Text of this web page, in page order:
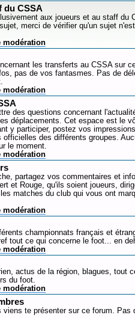
du CSSA
aux joueurs et au staff du
merci de vérifier qu'un sujet
modération
les transferts au CSSA sur
pas de vos fantasmes. Pas de
modération
des questions concernant
déplacements. Cet espace est le
y participer, postez vos
officielles des différents groupes.
le moment.
modération
partagez vos commentaires et
et Rouge, qu'ils soient joueurs,
matches du club qui vous ont
modération
championnats français et
tout ce qui concerne le foot... en
modération
actus de la région, blagues, tout
du foot.
modération
viens te présenter sur ce forum. Pas